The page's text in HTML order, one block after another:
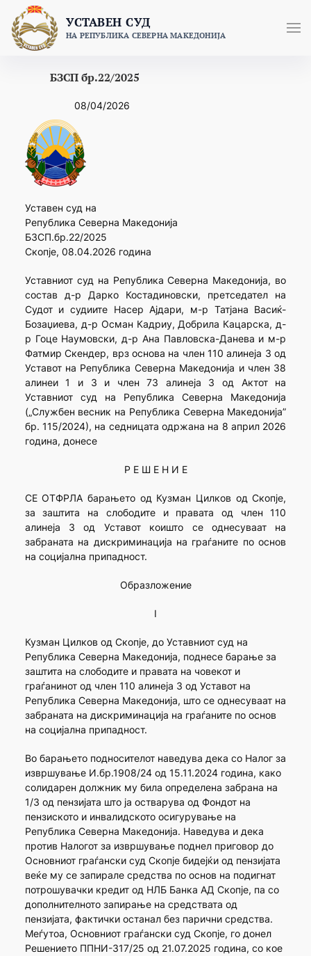
content
УСТАВЕН СУД
НА РЕПУБЛИКА СЕВЕРНА МАКЕДОНИЈА
БЗСП бр.22/2025
08/04/2026
Уставен суд на
Република Северна Македонија
БЗСП.бр.22/2025
Скопје, 08.04.2026 година
Уставниот суд на Република Северна Македонија, во
состав д-р Дарко Костадиновски, претседател на
Судот и судиите Насер Ајдари, м-р Татјана Васиќ-
Бозаџиева, д-р Осман Кадриу, Добрила Кацарска, д-
р Гоце Наумовски, д-р Ана Павловска-Данева и м-р
Фатмир Скендер, врз основа на член 110 алинеја 3 од
Уставот на Република Северна Македонија и член 38
алинеи 1 и 3 и член 73 алинеја 3 од Актот на
Уставниот суд на Република Северна Македонија
(„Службен весник на Република Северна Македонија”
бр. 115/2024), на седницата одржана на 8 април 2026
година, донесе
Р Е Ш Е Н И Е
СЕ ОТФРЛА барањето од Кузман Цилков од Скопје,
за заштита на слободите и правата од член 110
алинеја 3 од Уставот коишто се однесуваат на
забраната на дискриминација на граѓаните по основ
на социјална припадност.
Образложение
I
Кузман Цилков од Скопје, до Уставниот суд на
Република Северна Македонија, поднесе барање за
заштита на слободите и правата на човекот и
граѓанинот од член 110 алинеја 3 од Уставот на
Република Северна Македонија, што се однесуваат на
забраната на дискриминација на граѓаните по основ
на социјална припадност.
Во барањето подносителот наведува дека со Налог за
извршување И.бр.1908/24 од 15.11.2024 година, како
солидарен должник му била определена забрана на
1/3 од пензијата што ја остварува од Фондот на
пензиското и инвалидското осигурување на
Република Северна Македонија. Наведува и дека
против Налогот за извршување поднел приговор до
Основниот граѓански суд Скопје бидејќи од пензијата
веќе му се запирале средства по основ на подигнат
потрошувачки кредит од НЛБ Банка АД Скопје, па со
дополнителното запирање на средствата од
пензијата, фактички останал без парични средства.
Меѓутоа, Основниот граѓански суд Скопје, го донел
Решението ППНИ-317/25 од 21.07.2025 година, со кое